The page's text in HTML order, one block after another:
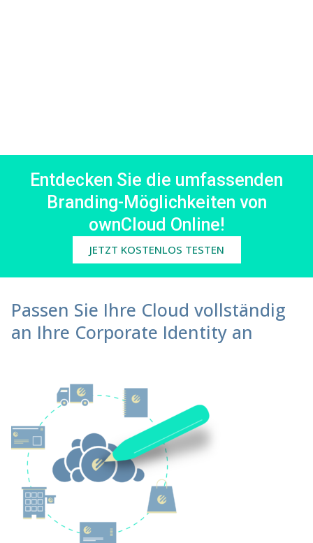
Entdecken Sie die umfassenden
Branding-Möglichkeiten von
ownCloud Online!
JETZT KOSTENLOS TESTEN
Passen Sie Ihre Cloud vollständig
an Ihre Corporate Identity an